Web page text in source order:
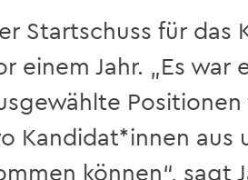
Startschuss für
einem Jahr. „Es
Positionen
Kandidat*innen aus
können“, sagt